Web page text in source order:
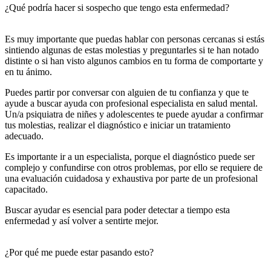
¿Qué podría hacer si sospecho que tengo esta enfermedad?
Es muy importante que puedas hablar con personas cercanas si estás
sintiendo algunas de estas molestias y preguntarles si te han notado
distinte o si han visto algunos cambios en tu forma de comportarte y
en tu ánimo.
Puedes partir por conversar con alguien de tu confianza y que te
ayude a buscar ayuda con profesional especialista en salud mental.
Un/a psiquiatra de niñes y adolescentes te puede ayudar a confirmar
tus molestias, realizar el diagnóstico e iniciar un tratamiento
adecuado.
Es importante ir a un especialista, porque el diagnóstico puede ser
complejo y confundirse con otros problemas, por ello se requiere de
una evaluación cuidadosa y exhaustiva por parte de un profesional
capacitado.
Buscar ayudar es esencial para poder detectar a tiempo esta
enfermedad y así volver a sentirte mejor.
¿Por qué me puede estar pasando esto?